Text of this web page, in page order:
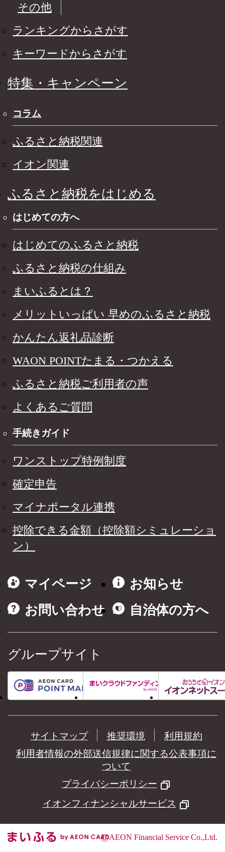
その他
ランキングからさがす
キーワードからさがす
特集・キャンペーン
コラム
ふるさと納税関連
イオン関連
ふるさと納税をはじめる
はじめての方へ
はじめてのふるさと納税
ふるさと納税の仕組み
まいふるとは？
メリットいっぱい 早めのふるさと納税
かんたん返礼品診断
WAON POINTたまる・つかえる
ふるさと納税ご利用者の声
よくあるご質問
手続きガイド
ワンストップ特例制度
確定申告
マイナポータル連携
控除できる金額（控除額シミュレーショ
ン）
マイページ
お知らせ
お問い合わせ
自治体の方へ
グループサイト
サイトマップ 推奨環境
利用規約
利用者情報の外部送信規律に関する公表事項に
ついて
プライバシーポリシー
イオンフィナンシャルサービス
©AEON Financial Service Co.,Ltd.